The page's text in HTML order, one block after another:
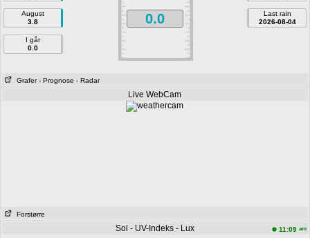
August
3.8
I går
0.0
0.0
Last rain
2026-08-04
Grafer - Prognose - Radar
Live WebCam
Forstørre
Sol - UV-Indeks - Lux 11:09 am